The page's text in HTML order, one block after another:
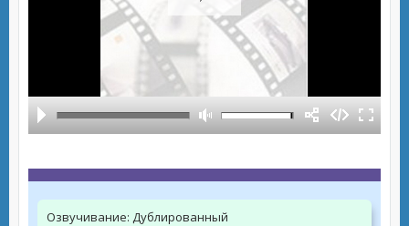
Озвучивание: Дублированный